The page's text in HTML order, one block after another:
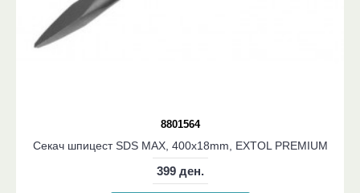
8801564
Секач шпицест SDS MAX, 400x18mm, EXTOL PREMIUM
399 ден.